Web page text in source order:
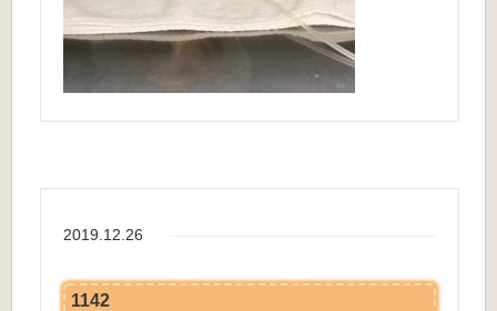
2019.12.26
1142